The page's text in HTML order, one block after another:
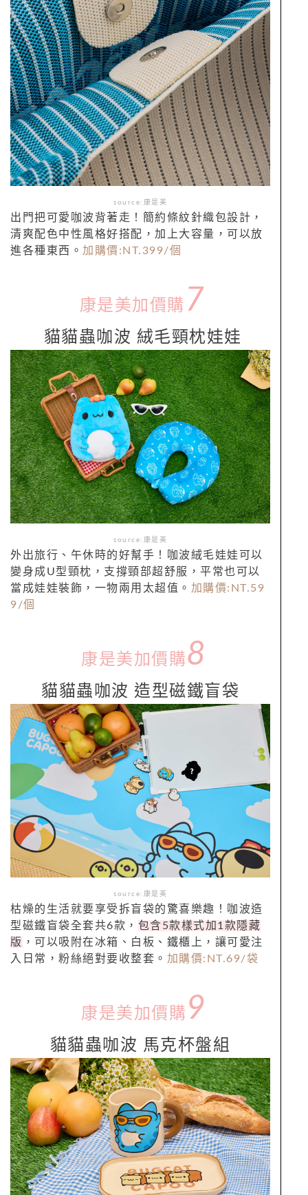
source:康是美
出門把可愛咖波背著走！簡約條紋針織包設計，
清爽配色中性風格好搭配，加上大容量，可以放
進各種東西。 加購價:NT.399/個
康是美加價購 7
貓貓蟲咖波 絨毛頸枕娃娃
source:康是美
外出旅行、午休時的好幫手！咖波絨毛娃娃可以
變身成U型頸枕，支撐頸部超舒服，平常也可以
當成娃娃裝飾，一物兩用太超值。 加購價:NT.59
9/個
康是美加價購8
貓貓蟲咖波 造型磁鐵盲袋
source:康是美
枯燥的生活就要享受拆盲袋的驚喜樂趣！咖波造
型磁鐵盲袋全套共6款， 包含5款樣式加1款隱藏
版 ，可以吸附在冰箱、白板、鐵櫃上，讓可愛注
入日常，粉絲絕對要收整套。 加購價:NT.69/袋
康是美加價購 9
貓貓蟲咖波 馬克杯盤組